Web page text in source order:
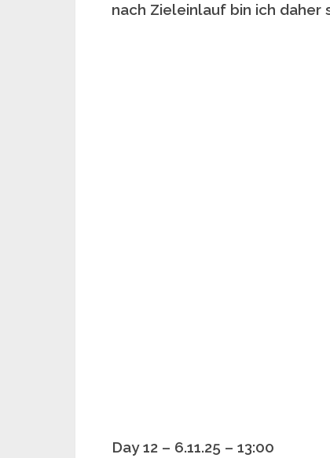
nach Zieleinlauf bin ich daher
Day 12 – 6.11.25 – 13:00